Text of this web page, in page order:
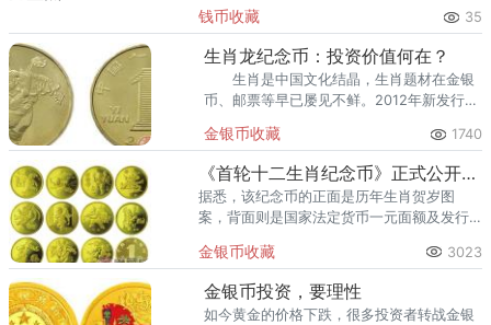
熊猫金币的需求就明显升温，但鱼龙混杂的
回收渠道里，能精准识别版别溢
钱币收藏 35
生肖龙纪念币：投资价值何在？
生肖是中国文化结晶，生肖题材在金银
币、邮票等早已屡见不鲜。2012年新发行了
依旧阻挡不了国人追捧的热情。
金银币收藏 1740
《首轮十二生肖纪念币》正式公开发行
据悉，该纪念币的正面是历年生肖贺岁图
案，背面则是国家法定货币一元面额及发行
金银币收藏 3023
金银币投资，要理性
如今黄金的价格下跌，很多投资者转战金银